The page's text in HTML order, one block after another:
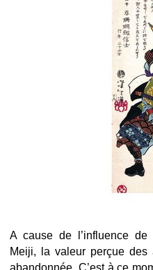
A cause de l’influence de
Meiji, la valeur perçue des
abandonnée. C’est à ce